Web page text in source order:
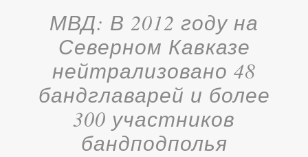
МВД: В 2012 году на
Северном Кавказе
нейтрализовано 48
бандглаварей и более
300 участников
бандподполья